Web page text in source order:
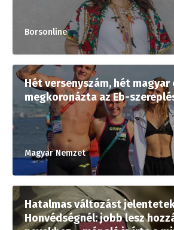
Borsonline
Hét versenyszám, hét magyar
megkoronázta az Eb-
Magyar Nemzet
Hatalmas változást
Honvédségnél: jobb lesz